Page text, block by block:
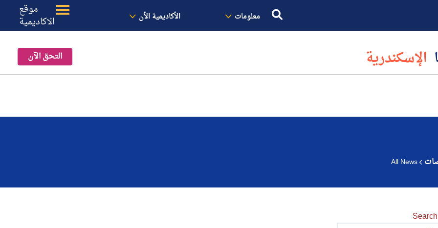
معلومات الأكاديمية الأن موقع
الاكاديمية
الأخبار معنا الموقع
الإسكندرية التحق الآن
All News